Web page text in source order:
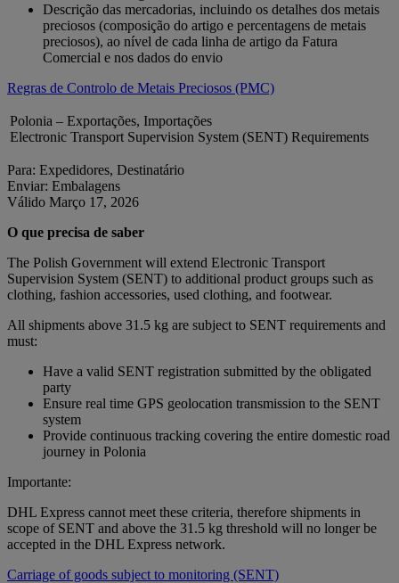
Descrição das mercadorias, incluindo os detalhes dos metais
preciosos (composição do artigo e percentagens de metais
preciosos), ao nível de cada linha de artigo da Fatura
Comercial e nos dados do envio
Regras de Controlo de Metais Preciosos (PMC)
Polonia – Exportações, Importações
Electronic Transport Supervision System (SENT) Requirements
Para: Expedidores, Destinatário
Enviar: Embalagens
Válido Março 17, 2026
O que precisa de saber
The Polish Government will extend Electronic Transport
Supervision System (SENT) to additional product groups such as
clothing, fashion accessories, used clothing, and footwear.
All shipments above 31.5 kg are subject to SENT requirements and
must:
Have a valid SENT registration submitted by the obligated
party
Ensure real time GPS geolocation transmission to the SENT
system
Provide continuous tracking covering the entire domestic road
journey in Polonia
Importante:
DHL Express cannot meet these criteria, therefore shipments in
scope of SENT and above the 31.5 kg threshold will no longer be
accepted in the DHL Express network.
Carriage of goods subject to monitoring (SENT)